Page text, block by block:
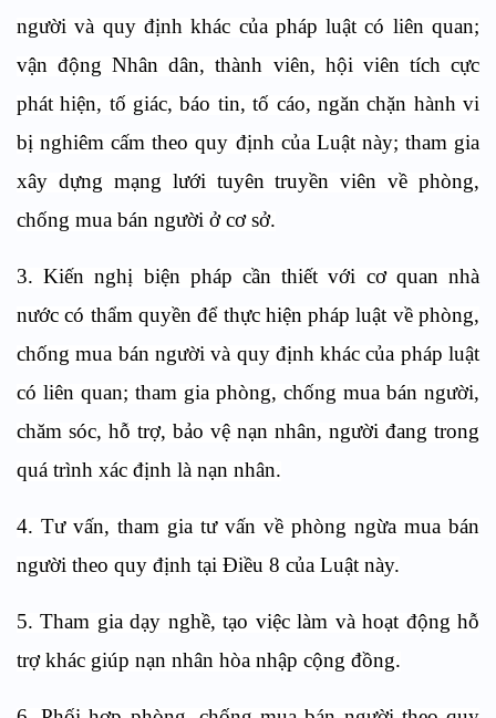
người và quy định khác của pháp luật có liên quan;
vận động Nhân dân, thành viên, hội viên tích cực
phát hiện, tố giác, báo tin, tố cáo, ngăn chặn hành vi
bị nghiêm cấm theo quy định của Luật này; tham gia
xây dựng mạng lưới tuyên truyền viên về phòng,
chống mua bán người ở cơ sở.
3. Kiến nghị biện pháp cần thiết với cơ quan nhà
nước có thẩm quyền để thực hiện pháp luật về phòng,
chống mua bán người và quy định khác của pháp luật
có liên quan; tham gia phòng, chống mua bán người,
chăm sóc, hỗ trợ, bảo vệ nạn nhân, người đang trong
quá trình xác định là nạn nhân.
4. Tư vấn, tham gia tư vấn về phòng ngừa mua bán
người theo quy định tại Điều 8 của Luật này.
5. Tham gia dạy nghề, tạo việc làm và hoạt động hỗ
trợ khác giúp nạn nhân hòa nhập cộng đồng.